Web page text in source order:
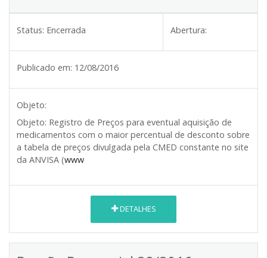
Status: Encerrada Abertura:
Publicado em: 12/08/2016
Objeto:
Objeto: Registro de Preços para eventual aquisição de
medicamentos com o maior percentual de desconto sobre
a tabela de preços divulgada pela CMED constante no site
da ANVISA (www
DETALHES